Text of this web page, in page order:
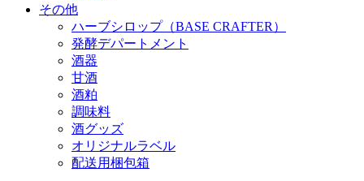
その他
ハーブシロップ（BASE CRAFTER）
発酵デパートメント
酒器
甘酒
酒粕
調味料
酒グッズ
オリジナルラベル
配送用梱包箱